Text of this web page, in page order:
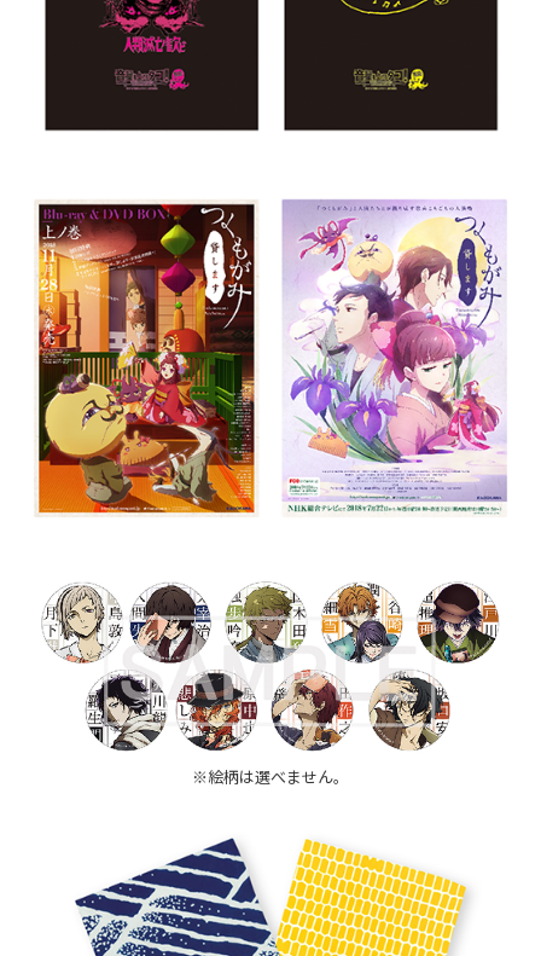
※絵柄は選べません。